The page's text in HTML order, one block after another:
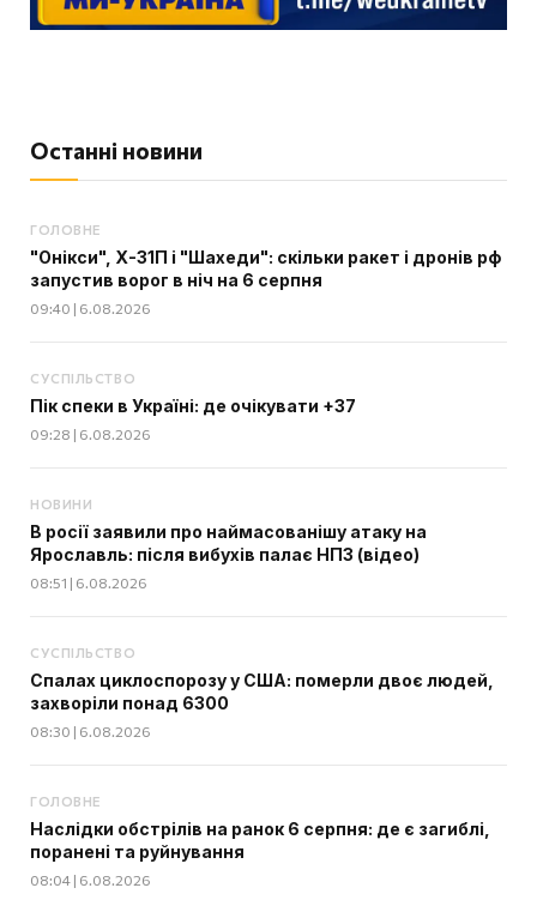
Останні новини
ГОЛОВНЕ
"Онікси", Х-31П і "Шахеди": скільки ракет і дронів рф
запустив ворог в ніч на 6 серпня
09:40 | 6.08.2026
СУСПІЛЬСТВО
Пік спеки в Україні: де очікувати +37
09:28 | 6.08.2026
НОВИНИ
В росії заявили про наймасованішу атаку на
Ярославль: після вибухів палає НПЗ (відео)
08:51 | 6.08.2026
СУСПІЛЬСТВО
Спалах циклоспорозу у США: померли двоє людей,
захворіли понад 6300
08:30 | 6.08.2026
ГОЛОВНЕ
Наслідки обстрілів на ранок 6 серпня: де є загиблі,
поранені та руйнування
08:04 | 6.08.2026